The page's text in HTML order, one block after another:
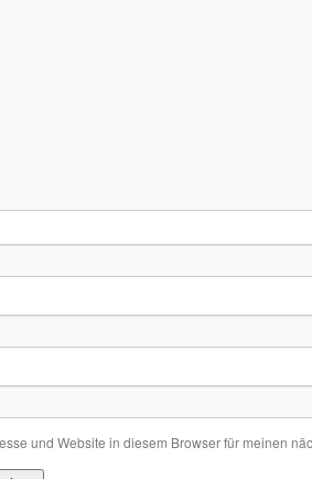
und Website in diesem Browser für meinen